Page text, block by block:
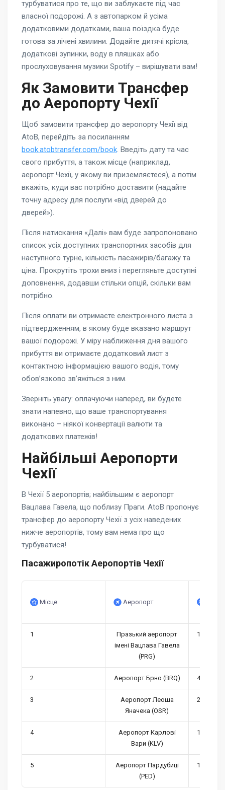
турбуватися про те, що ви заблукаєте під час
власної подорожі. А з автопарком й усіма
додатковими додатками, ваша поїздка буде
готова за лічені хвилини. Додайте дитячі крісла,
додаткові зупинки, воду в пляшках або
прослуховування музики Spotify – вирішувати вам!
Як Замовити Трансфер
до Аеропорту Чехії
Щоб замовити трансфер до аеропорту Чехії від
AtoB, перейдіть за посиланням
book.atobtransfer.com/book. Введіть дату та час
свого прибуття, а також місце (наприклад,
аеропорт Чехії, у якому ви приземляєтеся), а потім
вкажіть, куди вас потрібно доставити (надайте
точну адресу для послуги «від дверей до
дверей»).
Після натискання «Далі» вам буде запропоновано
список усіх доступних транспортних засобів для
наступного турне, кількість пасажирів/багажу та
ціна. Прокрутіть трохи вниз і перегляньте доступні
доповнення, додавши стільки опцій, скільки вам
потрібно.
Після оплати ви отримаєте електронного листа з
підтвердженням, в якому буде вказано маршрут
вашої подорожі. У міру наближення дня вашого
прибуття ви отримаєте додатковий лист з
контактною інформацією вашого водія, тому
обов’язково зв’яжіться з ним.
Зверніть увагу: оплачуючи наперед, ви будете
знати напевно, що ваше транспортування
виконано – ніякої конвертації валюти та
додаткових платежів!
Найбільші Аеропорти
Чехії
В Чехії 5 аеропортів; найбільшим є аеропорт
Вацлава Гавела, що поблизу Праги. AtoB пропонує
трансфер до аеропорту Чехії з усіх наведених
нижче аеропортів, тому вам нема про що
турбуватися!
Пасажиропотік Аеропортів Чехії
Місце Аеропорт
1
Празький аеропорт
імені Вацлава Гавела
(PRG)
2 Аеропорт Брно (BRQ) 489,134
3
Аеропорт Леоша
Яначека (OSR)
297,691
4
Аеропорт Карлові
Вари (KLV)
171,192
5
Аеропорт Пардубиці
(PED)
150,056